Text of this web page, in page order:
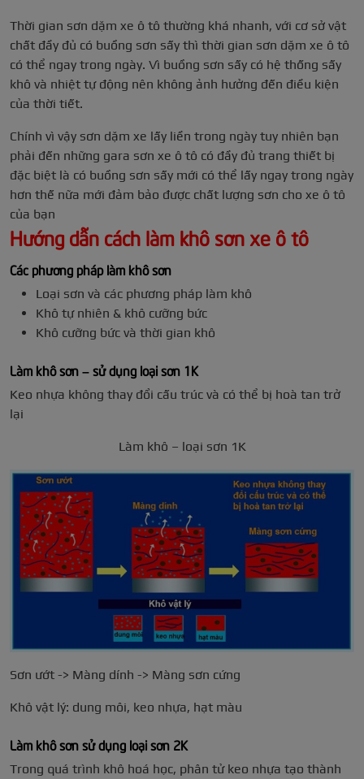
Thời gian sơn dặm xe ô tô thường khá nhanh, với cơ sở vật
chất đầy đủ có buồng sơn sấy thì thời gian sơn dặm xe ô tô
có thể ngay trong ngày. Vì buồng sơn sấy có hệ thống sấy
khô và nhiệt tự động nên không ảnh hưởng đến điều kiện
của thời tiết.
Chính vì vậy sơn dặm xe lấy liền trong ngày tuy nhiên bạn
phải đến những gara sơn xe ô tô có đầy đủ trang thiết bị
đặc biệt là có buồng sơn sấy mới có thể lấy ngay trong ngày
hơn thế nữa mới đảm bảo được chất lượng sơn cho xe ô tô
của bạn
Hướng dẫn cách làm khô sơn xe ô tô
Các phương pháp làm khô sơn
Loại sơn và các phương pháp làm khô
Khô tự nhiên & khô cưỡng bức
Khô cưỡng bức và thời gian khô
Làm khô sơn – sử dụng loại sơn 1K
Keo nhựa không thay đổi cấu trúc và có thể bị hoà tan trở
lại
Làm khô – loại sơn 1K
Sơn ướt -> Màng dính -> Màng sơn cứng
Khô vật lý: dung môi, keo nhựa, hạt màu
Làm khô sơn sử dụng loại sơn 2K
Trong quá trình khô hoá học, phân tử keo nhựa tạo thành